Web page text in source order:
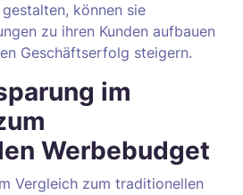
können sie
zu ihren Kunden aufbauen
Geschäftserfolg steigern.
im
Werbebudget
Vergleich zum traditionellen